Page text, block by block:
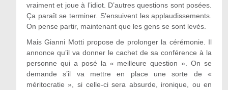
vraiment et joue à l’idiot. D’autres questions sont posées.
Ça paraît se terminer. S’ensuivent les applaudissements.
On pense partir, maintenant que les gens se sont levés.
Mais Gianni Motti propose de prolonger la cérémonie. Il
annonce qu’il va donner le cachet de sa conférence à la
personne qui a posé la « meilleure question ». On se
demande s’il va mettre en place une sorte de «
méritocratie », si celle-ci sera absurde, ironique, ou en